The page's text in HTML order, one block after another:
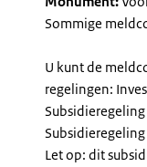
Sommige
U kunt de
regelingen:
Let op: dit